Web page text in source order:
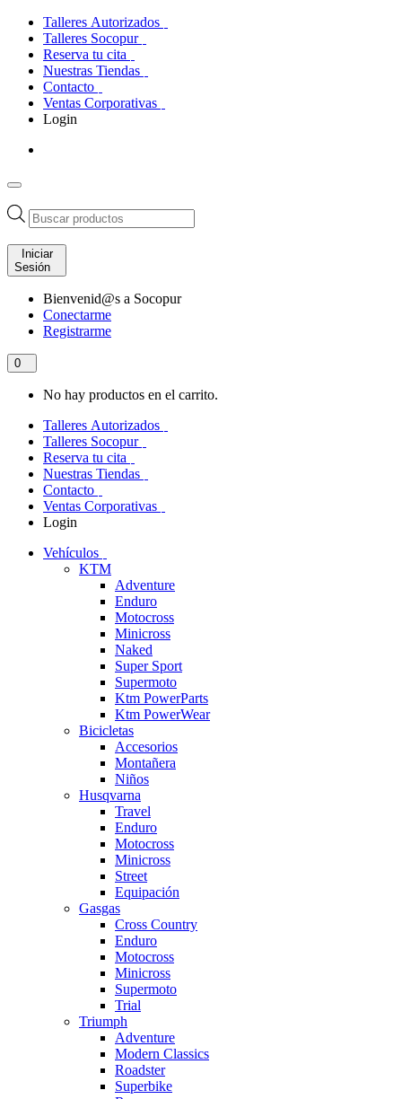
Talleres Autorizados
Talleres Socopur
Reserva tu cita
Nuestras Tiendas
Contacto
Ventas Corporativas
Login
Búsqueda
de
productos
Iniciar
Sesión
Bienvenid@s a Socopur
Conectarme
Registrarme
0
No hay productos en el carrito.
Talleres Autorizados
Talleres Socopur
Reserva tu cita
Nuestras Tiendas
Contacto
Ventas Corporativas
Login
Vehículos
KTM
Adventure
Enduro
Motocross
Minicross
Naked
Super Sport
Supermoto
Ktm PowerParts
Ktm PowerWear
Bicicletas
Accesorios
Montañera
Niños
Husqvarna
Travel
Enduro
Motocross
Minicross
Street
Equipación
Gasgas
Cross Country
Enduro
Motocross
Minicross
Supermoto
Trial
Triumph
Adventure
Modern Classics
Roadster
Superbike